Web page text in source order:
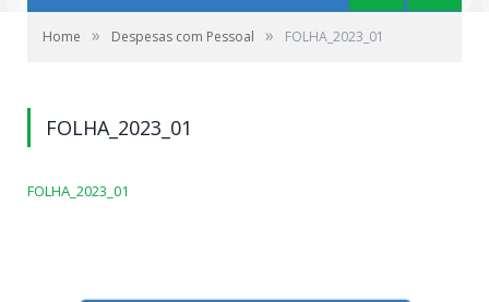
Home » Despesas com Pessoal » FOLHA_2023_01
FOLHA_2023_01
FOLHA_2023_01